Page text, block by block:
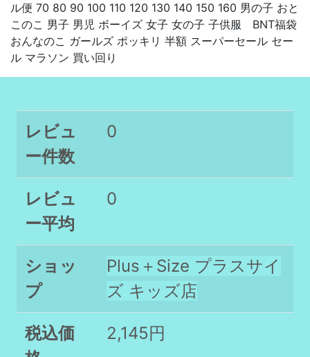
ル便 70 80 90 100 110 120 130 140 150 160 男の子 おと
このこ 男子 男児 ボーイズ 女子 女の子 子供服 BNT福袋
おんなのこ ガールズ ポッキリ 半額 スーパーセール セー
ル マラソン 買い回り
レビュ
ー件数
0
レビュ
ー平均
0
ショッ
プ
Plus＋Size プラスサイ
ズ キッズ店
税込価
2,145円